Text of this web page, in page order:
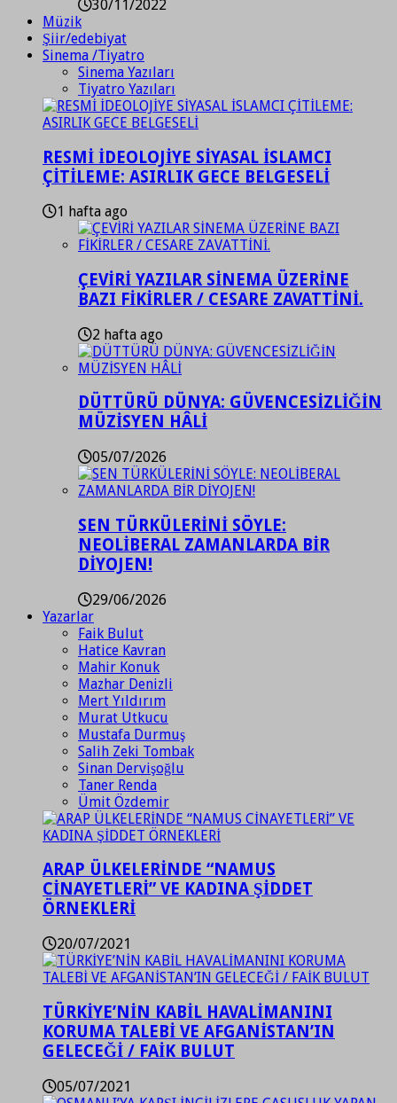
30/11/2022
Müzik
Şiir/edebiyat
Sinema /Tiyatro
Sinema Yazıları
Tiyatro Yazıları
RESMİ İDEOLOJİYE SİYASAL İSLAMCI
ÇİTİLEME: ASIRLIK GECE BELGESELİ
1 hafta ago
ÇEVİRİ YAZILAR SİNEMA ÜZERİNE
BAZI FİKİRLER / CESARE ZAVATTİNİ.
2 hafta ago
DÜTTÜRÜ DÜNYA: GÜVENCESİZLİĞİN
MÜZİSYEN HÂLİ
05/07/2026
SEN TÜRKÜLERİNİ SÖYLE:
NEOLİBERAL ZAMANLARDA BİR
DİYOJEN!
29/06/2026
Yazarlar
Faik Bulut
Hatice Kavran
Mahir Konuk
Mazhar Denizli
Mert Yıldırım
Murat Utkucu
Mustafa Durmuş
Salih Zeki Tombak
Sinan Dervişoğlu
Taner Renda
Ümit Özdemir
ARAP ÜLKELERİNDE “NAMUS
CİNAYETLERİ” VE KADINA ŞİDDET
ÖRNEKLERİ
20/07/2021
TÜRKİYE’NİN KABİL HAVALİMANINI
KORUMA TALEBİ VE AFGANİSTAN’IN
GELECEĞİ / FAİK BULUT
05/07/2021